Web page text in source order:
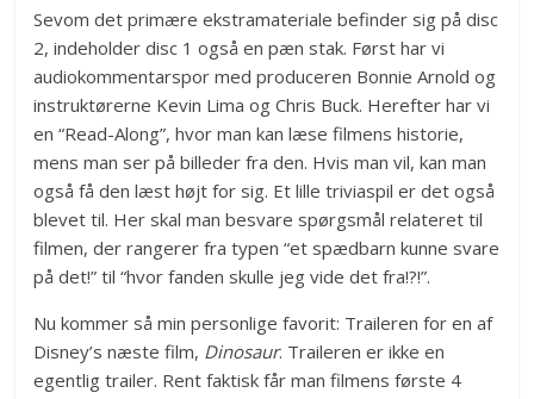
Sevom det primære ekstramateriale befinder sig på disc
2, indeholder disc 1 også en pæn stak. Først har vi
audiokommentarspor med produceren Bonnie Arnold og
instruktørerne Kevin Lima og Chris Buck. Herefter har vi
en “Read-Along”, hvor man kan læse filmens historie,
mens man ser på billeder fra den. Hvis man vil, kan man
også få den læst højt for sig. Et lille triviaspil er det også
blevet til. Her skal man besvare spørgsmål relateret til
filmen, der rangerer fra typen “et spædbarn kunne svare
på det!” til “hvor fanden skulle jeg vide det fra!?!”.
Nu kommer så min personlige favorit: Traileren for en af
Disney’s næste film, Dinosaur. Traileren er ikke en
egentlig trailer. Rent faktisk får man filmens første 4